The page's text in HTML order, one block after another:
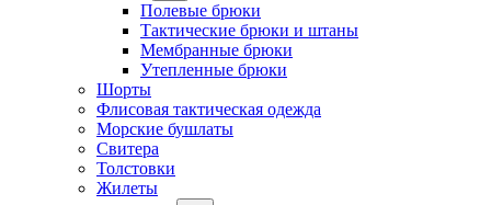
Полевые брюки
Тактические брюки и штаны
Мембранные брюки
Утепленные брюки
Шорты
Флисовая тактическая одежда
Морские бушлаты
Свитера
Толстовки
Жилеты